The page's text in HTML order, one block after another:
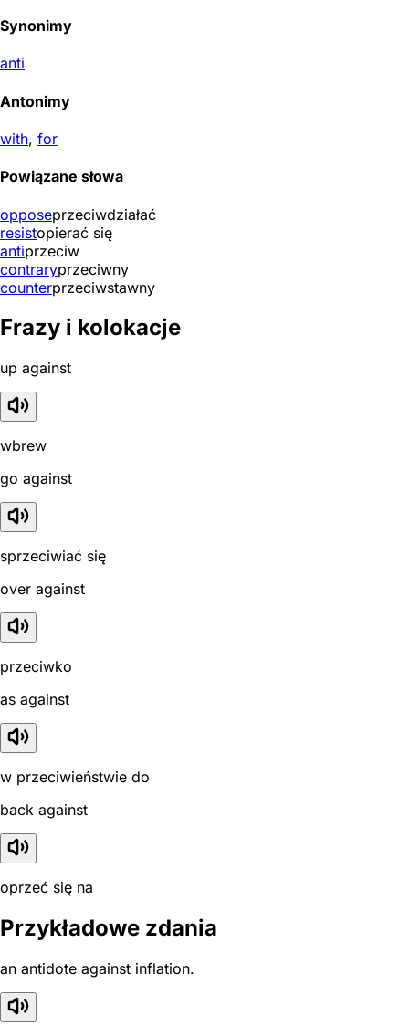
Synonimy
anti
Antonimy
with, for
Powiązane słowa
opposeprzeciwdziałać
resistopierać się
antiprzeciw
contraryprzeciwny
counterprzeciwstawny
Frazy i kolokacje
up against
wbrew
go against
sprzeciwiać się
over against
przeciwko
as against
w przeciwieństwie do
back against
oprzeć się na
Przykładowe zdania
an antidote against inflation.